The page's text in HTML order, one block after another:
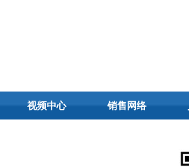
视频中心 销售网络